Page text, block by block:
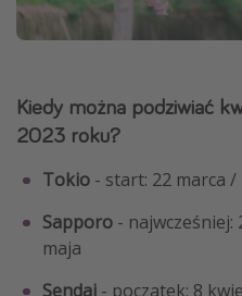
Kiedy można podziwiać
2023 roku?
Tokio - start: 22 marca
Sapporo - najwcześniej:
maja
Sendai - początek: 8